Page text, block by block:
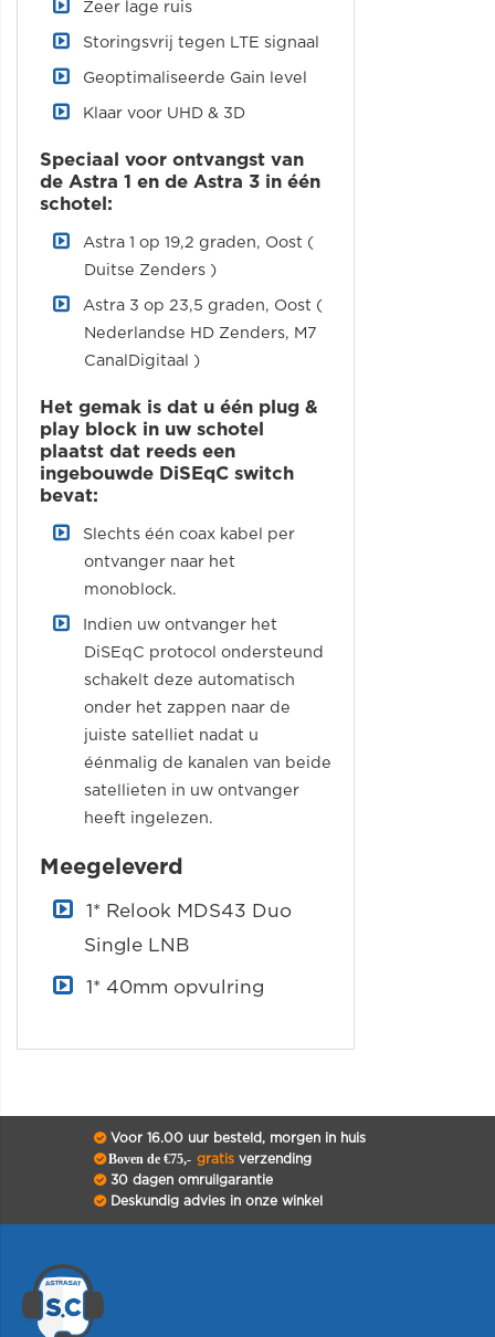
Zeer lage ruis
Storingsvrij tegen LTE signaal
Geoptimaliseerde Gain level
Klaar voor UHD & 3D
Speciaal voor ontvangst van
de Astra 1 en de Astra 3 in één
schotel:
Astra 1 op 19,2 graden, Oost (
Duitse Zenders )
Astra 3 op 23,5 graden, Oost (
Nederlandse HD Zenders, M7
CanalDigitaal )
Het gemak is dat u één plug &
play block in uw schotel
plaatst dat reeds een
ingebouwde DiSEqC switch
bevat:
Slechts één coax kabel per
ontvanger naar het
monoblock.
Indien uw ontvanger het
DiSEqC protocol ondersteund
schakelt deze automatisch
onder het zappen naar de
juiste satelliet nadat u
éénmalig de kanalen van beide
satellieten in uw ontvanger
heeft ingelezen.
Meegeleverd
1* Relook MDS43 Duo
Single LNB
1* 40mm opvulring
Voor 16.00 uur besteld, morgen in huis
Boven de €75,- gratisverzending
30 dagen omruilgarantie
Deskundig advies in onze winkel